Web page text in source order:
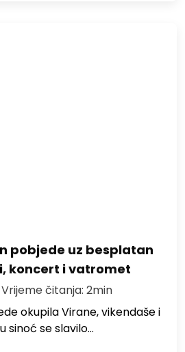
pobjede uz besplatan
koncert i vatromet
čitanja: 2min
okupila Virane, vikendaše i
sinoć se slavilo…